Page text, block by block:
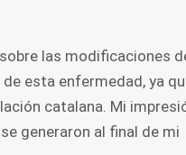
las modificaciones
esta enfermedad, ya
catalana. Mi
generaron al final de mi